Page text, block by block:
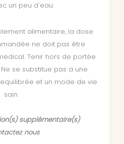
un peu d'eau.
alimentaire, la dose
ne doit pas être
Tenir hors de portée
se substitue pas a une
et un mode de vie
sain.
supplémentaire(s)
nous